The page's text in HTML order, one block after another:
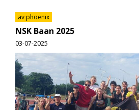
av phoenix
NSK Baan 2025
03-07-2025